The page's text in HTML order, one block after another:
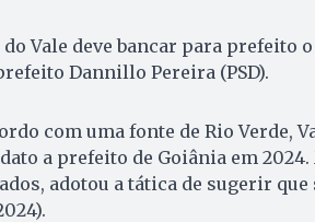
do Vale deve bancar para prefeito
Dannillo Pereira (PSD).
com uma fonte de Rio Verde,
a prefeito de Goiânia em
adotou a tática de sugerir